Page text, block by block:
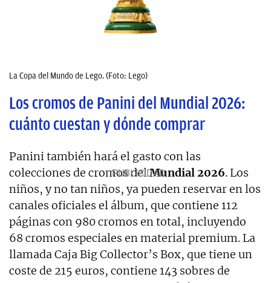
La Copa del Mundo de Lego. (Foto: Lego)
Los cromos de Panini del Mundial 2026:
cuánto cuestan y dónde comprar
Panini también hará el gasto con las
colecciones de cromos delMundial 2026. Los
niños, y no tan niños, ya pueden reservar en los
canales oficiales el álbum, que contiene 112
páginas con 980 cromos en total, incluyendo
68 cromos especiales en material premium. La
llamada Caja Big Collector’s Box, que tiene un
coste de 215 euros, contiene 143 sobres de